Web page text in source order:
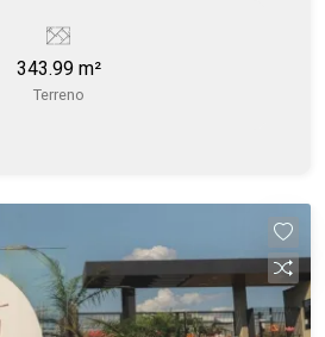
343.99 m²
Terreno